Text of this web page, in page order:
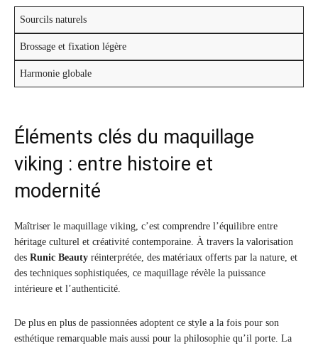
Sourcils naturels
Brossage et fixation légère
Harmonie globale
Éléments clés du maquillage
viking : entre histoire et
modernité
Maîtriser le maquillage viking, c’est comprendre l’équilibre entre
héritage culturel et créativité contemporaine. À travers la valorisation
des Runic Beauty réinterprétée, des matériaux offerts par la nature, et
des techniques sophistiquées, ce maquillage révèle la puissance
intérieure et l’authenticité.
De plus en plus de passionnées adoptent ce style a la fois pour son
esthétique remarquable mais aussi pour la philosophie qu’il porte. La